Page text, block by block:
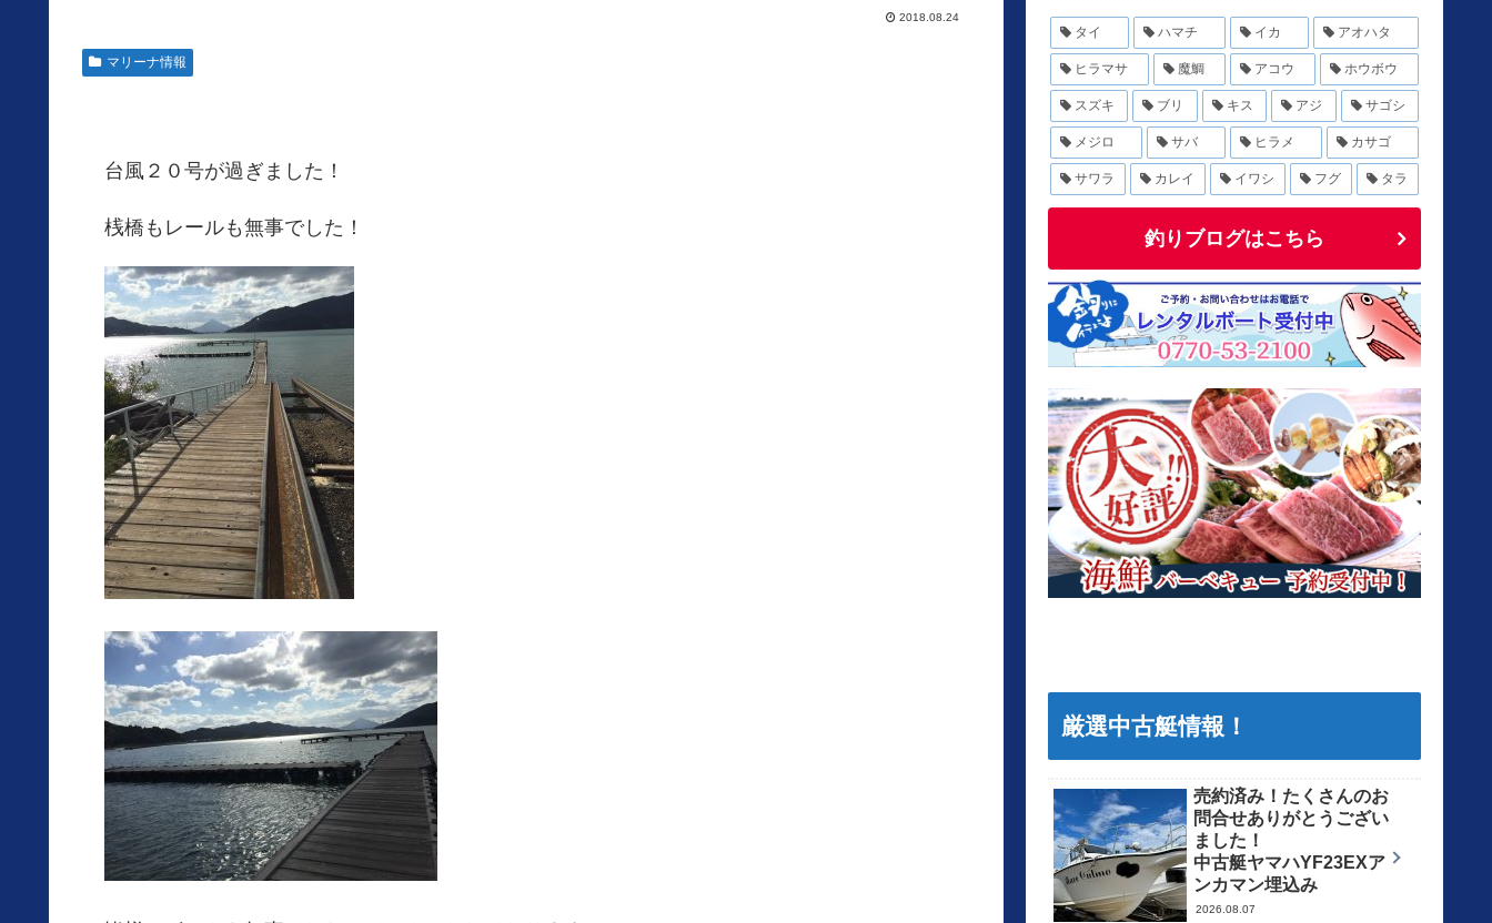
2018.08.24
マリーナ情報
台風２０号が過ぎました！
桟橋もレールも無事でした！
タイ ハマチ イカ アオハタ
ヒラマサ 魔鯛 アコウ ホウボウ
スズキ ブリ キス アジ サゴシ
メジロ サバ ヒラメ カサゴ
サワラ カレイ イワシ フグ タラ
釣りブログはこちら
厳選中古艇情報！
売約済み！たくさんのお
問合せありがとうござい
ました！
中古艇ヤマハYF23EXア
ンカマン埋込み
2026.08.07